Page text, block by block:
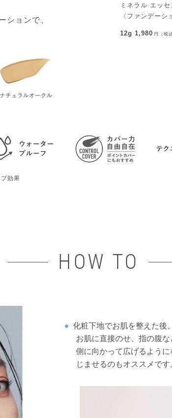
ションで、
ミネラル エッ
〈ファンデーシ
12g 1,980 円（税
効果
HOW TO
化粧下地でお肌を整えた後
お肌に直接のせ、指の腹
側に向かって広げるよう
じませるのもオススメです